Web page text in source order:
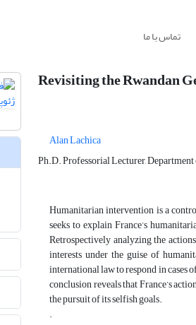
تماس با ما
Revisiting the Rwandan
Alan Lachica
Ph.D. Professorial Lecturer,
Humanitarian intervention is a
seeks to explain France’s
Retrospectively analyzing the
interests under the guise of
international law to respond in cases
conclusion reveals that France’s
the pursuit of its selfish goals.
.